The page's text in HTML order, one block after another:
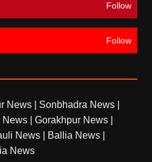
Follow
Follow
News Sonbhadra News
News Gorakhpur News
News Ballia News
News